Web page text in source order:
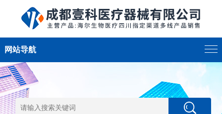
网站导航